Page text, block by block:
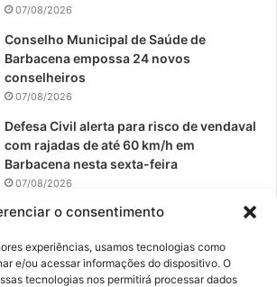
o consentimento
experiências, usamos tecnologias como
e/ou acessar informações do dispositivo. O
tecnologias nos permitirá processar dados
07/08/2026
Conselho Municipal de Saúde de
Barbacena empossa 24 novos
conselheiros
07/08/2026
Defesa Civil alerta para risco de vendaval
com rajadas de até 60 km/h em
Barbacena nesta sexta-feira
07/08/2026
EPCAR tem a melhor nota do IDEB no
06/08/2026